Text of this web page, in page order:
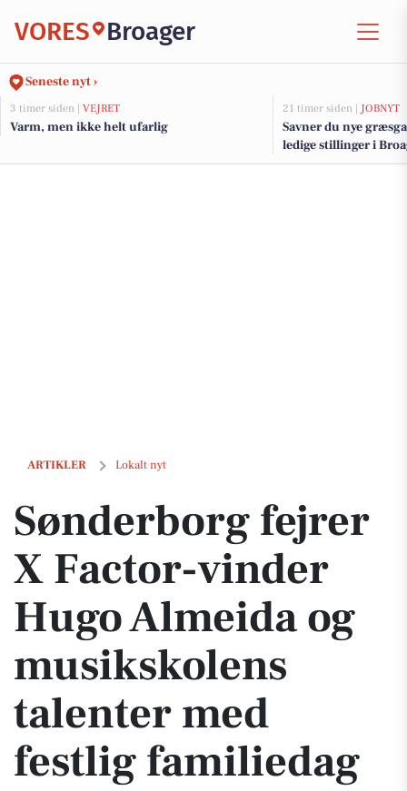
VORES Broager
Seneste nyt ›
3 timer siden | VEJRET
Varm, men ikke helt ufarlig
21 timer siden | JOBNYT
Savner du nye
ledige stillinger i
ARTIKLER Lokalt nyt
Sønderborg fejrer X Factor-vinder Hugo Almeida og musikskolens
Sønderborg fejrer
X Factor-vinder
Hugo Almeida og
musikskolens
talenter med
festlig familiedag